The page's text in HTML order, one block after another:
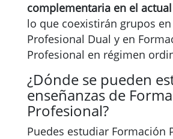
complementaria en el
lo que coexistirán grupos
Profesional Dual y en
Profesional en régimen
¿Dónde se pueden
enseñanzas de
Profesional?
Puedes estudiar Formación